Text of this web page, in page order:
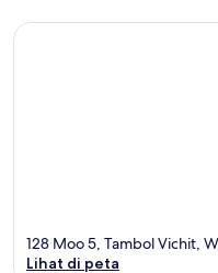
128 Moo 5, Tambol Vichit,
Lihat di peta